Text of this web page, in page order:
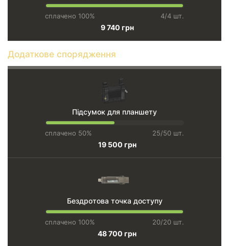
сплачено 100% 4/4 шт.
9 740 грн
Додаткове спорядження
Підсумок для планшету
сплачено 50% 25/50 шт.
19 500 грн
Бездротова точка доступу
сплачено 100% 20/20 шт.
48 700 грн